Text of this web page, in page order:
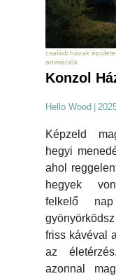
családi házak
animációk
Konzol
Hello Wood
Képzeld
hegyi
ahol
hegyek
felkelő nap
friss kávéval
az
azonnal